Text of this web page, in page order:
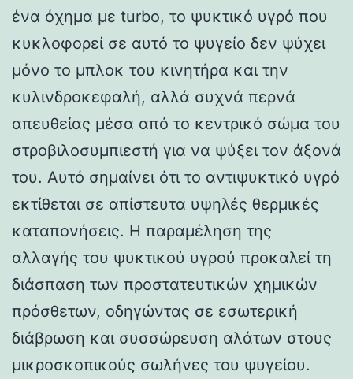
ένα όχημα με turbo, το ψυκτικό υγρό που
κυκλοφορεί σε αυτό το ψυγείο δεν ψύχει
μόνο το μπλοκ του κινητήρα και την
κυλινδροκεφαλή, αλλά συχνά περνά
απευθείας μέσα από το κεντρικό σώμα του
στροβιλοσυμπιεστή για να ψύξει τον άξονά
του. Αυτό σημαίνει ότι το αντιψυκτικό υγρό
εκτίθεται σε απίστευτα υψηλές θερμικές
καταπονήσεις. Η παραμέληση της
αλλαγής του ψυκτικού υγρού προκαλεί τη
διάσπαση των προστατευτικών χημικών
πρόσθετων, οδηγώντας σε εσωτερική
διάβρωση και συσσώρευση αλάτων στους
μικροσκοπικούς σωλήνες του ψυγείου.